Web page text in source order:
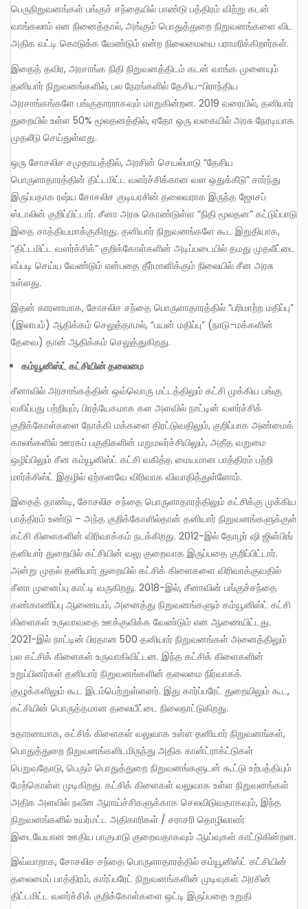
பெருநிறுவனங்கள் பங்குச் சந்தையில் பாண்டு பத்திரம் விற்று கடன்
வாங்கலாம் என நினைத்தால், அங்கும் பொதுத்துறை நிறுவனங்களை விட
அதிக வட்டி கொடுக்க வேண்டும் என்ற நிலைமையை பராமரிக்கிறார்கள்.
இதைத் தவிர, அரசாங்க நிதி நிறுவனத்திடம் கடன் வாங்க முனையும்
தனியார் நிறுவனங்களில், பல நேரங்களில் தேசிய-பிராந்திய
அரசாங்கங்களே பங்குதாரராகவும் மாறுகின்றன. 2019 வரையில், தனியார்
துறையில் உள்ள 50% மூலதனத்தில், ஏதோ ஒரு வகையில் அரசு நேரடியாக
முதலீடு செய்துள்ளது.
ஒரு சோசலிச சமுதாயத்தில், அரசின் செயல்பாடு “தேசிய
பொருளாதாரத்தின் திட்டமிட்ட வளர்ச்சிக்கான வள ஒதுக்கீடு” சார்ந்து
இருப்பதாக ரஷ்ய சோசலிச குடியரசின் தலைவராக இருந்த ஜோசப்
ஸ்டாலின் குறிப்பிட்டார். சீனா அரசு கொண்டுள்ள “நிதி மூலதன” கட்டுப்பாடு
இதை சாத்தியமாக்குகிறது. தனியார் நிறுவனங்களே கூட இறுதியாக,
“திட்டமிட்ட வளர்ச்சிக்” குறிக்கோள்களின் அடிப்படையில் தமது முதலீட்டை
எப்படி செய்ய வேண்டும் என்பதை தீர்மானிக்கும் நிலையில் சீன அரசு
உள்ளது.
இதன் காரணமாக, சோசலிச சந்தை பொருளாதாரத்தில் “பரிமாற்ற மதிப்பு”
(இலாபம்) ஆதிக்கம் செலுத்தாமல், “பயன் மதிப்பு” (நாடு-மக்களின்
தேவை) தான் ஆதிக்கம் செலுத்துகிறது.
கம்யூனிஸ்ட் கட்சியின் தலைமை
சீனாவில் அரசாங்கத்தின் ஒவ்வொரு மட்டத்திலும் கட்சி முக்கிய பங்கு
வகிப்பது பற்றியும், பிரத்யேகமாக கள அளவில் நாட்டின் வளர்ச்சிக்
குறிக்கோள்களை நோக்கி மக்களை திரட்டுவதிலும், குறிப்பாக அண்மைக்
காலங்களில் ஊரகப் பகுதிகளின் மறுமலர்ச்சியிலும், அதீத வறுமை
ஒழிப்பிலும் சீன கம்யூனிஸ்ட் கட்சி வகித்த மையமான பாத்திரம் பற்றி
மார்க்சிஸ்ட் இதழில் ஏற்கனவே விரிவாக விவாதித்துள்ளோம்.
இதைத் தாண்டி, சோசலிச சந்தை பொருளாதாரத்திலும் கட்சிக்கு முக்கிய
பாத்திரம் உண்டு – அந்த குறிக்கோளில்தான் தனியார் நிறுவனங்களுக்குள்
கட்சி கிளைகளின் விரிவாக்கம் நடக்கிறது. 2012-இல் தோழர் ஷி ஜின்பிங்
தனியார் துறையில் கட்சியின் வலு குறைவாக இருப்பதை குறிப்பிட்டார்.
அன்று முதல் தனியார் துறையில் கட்சிக் கிளைகளை விரிவாக்குவதில்
சீனா முனைப்பு காட்டி வருகிறது. 2018-இல், சீனாவின் பங்குச்சந்தை
கண்காணிப்பு ஆணையம், அனைத்து நிறுவனங்களும் கம்யூனிஸ்ட் கட்சி
கிளைகள் உருவாவதை ஊக்குவிக்க வேண்டும் என ஆணையிட்டது.
2021-இல் நாட்டின் பிரதான 500 தனியார் நிறுவனங்கள் அனைத்திலும்
பல கட்சிக் கிளைகள் உருவாகிவிட்டன. இந்த கட்சிக் கிளைகளின்
உறுப்பினர்கள் தனியார் நிறுவனங்களின் தலைமை நிர்வாகக்
குழுக்களிலும் கூட இடம்பெற்றுள்ளனர். இது கார்ப்பரேட் துறையிலும் கூட,
கட்சியின் பொருத்தமான தலையீட்டை நிலைநாட்டுகிறது.
உதாரணமாக, கட்சிக் கிளைகள் வலுவாக உள்ள தனியார் நிறுவனங்கள்,
பொதுத்துறை நிறுவனங்களிடமிருந்து அதிக கான்ட்ராக்ட்டுகள்
பெறுவதோடு, பெரும் பொதுத்துறை நிறுவனங்களுடன் கூட்டு உற்பத்தியும்
மேற்கொள்ள முடிகிறது. கட்சிக் கிளைகள் வலுவாக உள்ள நிறுவனங்கள்
அதிக அளவில் நவீன ஆராய்ச்சிகளுக்காக செலவிடுவதாகவும், இந்த
நிறுவனங்களில் உயர்மட்ட அதிகாரிகள் / சராசரி தொழிலாளர்
இடையேயான ஊதிய பாகுபாடு குறைவதாகவும் ஆய்வுகள் காட்டுகின்றன.
இவ்வாறாக, சோசலிச சந்தை பொருளாதாரத்தில் கம்யூனிஸ்ட் கட்சியின்
தலைமைப் பாத்திரம், கார்ப்பரேட் நிறுவனங்களின் முடிவுகள் அரசின்
திட்டமிட்ட வளர்ச்சிக் குறிக்கோள்களை ஒட்டி இருப்பதை உறுதி